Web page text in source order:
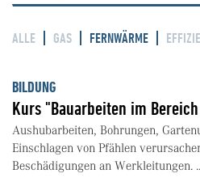
ALLE GAS FERNWÄRME
BILDUNG
Kurs "Bauarbeiten im
Aushubarbeiten, Bohrungen,
Einschlagen von Pfählen
Beschädigungen an Werkleitungen.